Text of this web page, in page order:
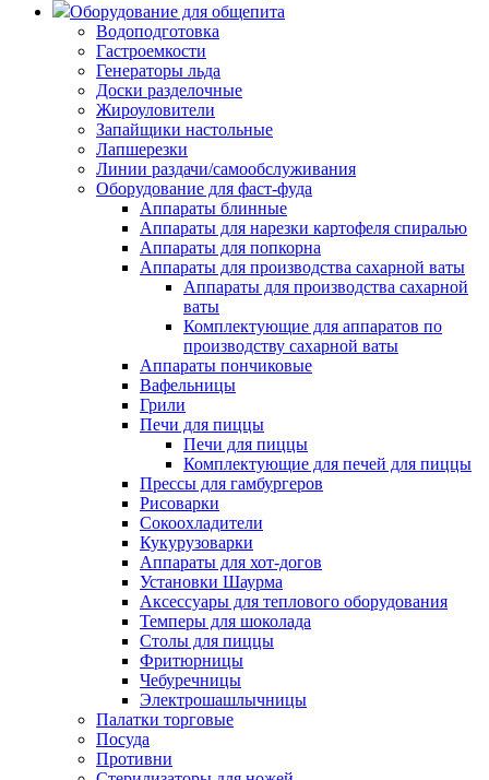
Оборудование для общепита
Водоподготовка
Гастроемкости
Генераторы льда
Доски разделочные
Жироуловители
Запайщики настольные
Лапшерезки
Линии раздачи/самообслуживания
Оборудование для фаст-фуда
Аппараты блинные
Аппараты для нарезки картофеля спиралью
Аппараты для попкорна
Аппараты для производства сахарной ваты
Аппараты для производства сахарной
ваты
Комплектующие для аппаратов по
производству сахарной ваты
Аппараты пончиковые
Вафельницы
Грили
Печи для пиццы
Печи для пиццы
Комплектующие для печей для пиццы
Прессы для гамбургеров
Рисоварки
Сокоохладители
Кукурузоварки
Аппараты для хот-догов
Установки Шаурма
Аксессуары для теплового оборудования
Темперы для шоколада
Столы для пиццы
Фритюрницы
Чебуречницы
Электрошашлычницы
Палатки торговые
Посуда
Противни